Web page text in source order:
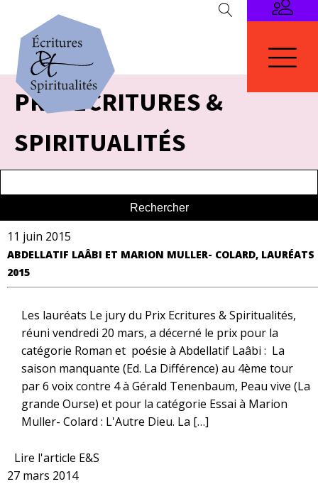
PRIX ECRITURES &
SPIRITUALITÉS
11 juin 2015
ABDELLATIF LAÂBI ET MARION MULLER- COLARD, LAURÉATS
2015
Les lauréats Le jury du Prix Ecritures & Spiritualités,
réuni vendredi 20 mars, a décerné le prix pour la
catégorie Roman et poésie à Abdellatif Laâbi : La
saison manquante (Ed. La Différence) au 4ème tour
par 6 voix contre 4 à Gérald Tenenbaum, Peau vive (La
grande Ourse) et pour la catégorie Essai à Marion
Muller- Colard : L'Autre Dieu. La […]
Lire l'article E&S
27 mars 2014